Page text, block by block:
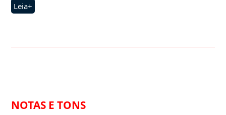
Leia+
NOTAS E TONS